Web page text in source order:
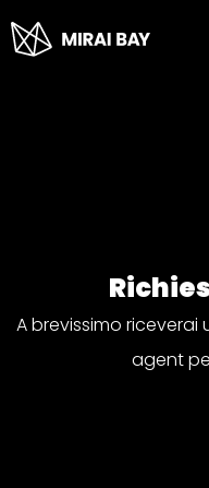
A brevissimo
agent